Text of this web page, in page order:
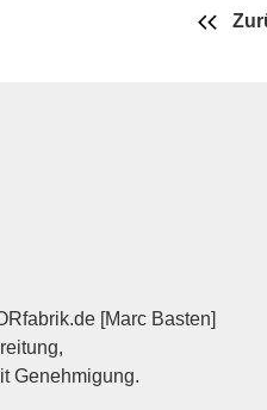
[Marc Basten]
Genehmigung.